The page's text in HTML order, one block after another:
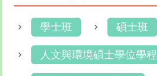
學士班 碩士班
人文與環境碩士學位學程